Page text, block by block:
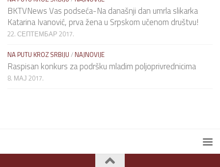
BKTVNews Vas podseća-Na današnji dan umrla slikarka
Katarina Ivanović, prva žena u Srpskom učenom društvu!
22. СЕПТЕМБАР 2017.
NA PUTU KROZ SRBIJU / NAJNOVIJE
Raspisan konkurs za podršku mladim poljoprivrednicima
8. МАЈ 2017.